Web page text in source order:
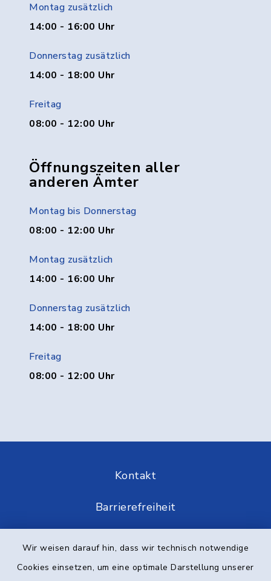
Wir weisen darauf hin, dass wir technisch notwendige
Cookies einsetzen, um eine optimale Darstellung unserer
Montag zusätzlich
14:00 - 16:00 Uhr
Donnerstag zusätzlich
14:00 - 18:00 Uhr
Freitag
08:00 - 12:00 Uhr
Öffnungszeiten aller
anderen Ämter
Montag bis Donnerstag
08:00 - 12:00 Uhr
Montag zusätzlich
14:00 - 16:00 Uhr
Donnerstag zusätzlich
14:00 - 18:00 Uhr
Freitag
08:00 - 12:00 Uhr
Kontakt
Barrierefreiheit
Impressum